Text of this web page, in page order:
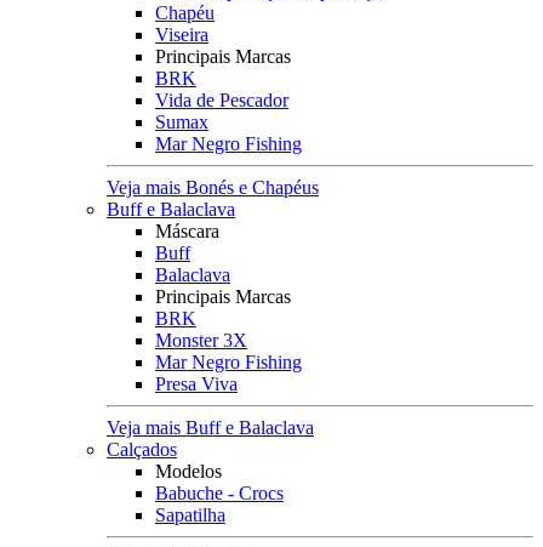
Chapéu
Viseira
Principais Marcas
BRK
Vida de Pescador
Sumax
Mar Negro Fishing
Veja mais Bonés e Chapéus
Buff e Balaclava
Máscara
Buff
Balaclava
Principais Marcas
BRK
Monster 3X
Mar Negro Fishing
Presa Viva
Veja mais Buff e Balaclava
Calçados
Modelos
Babuche - Crocs
Sapatilha